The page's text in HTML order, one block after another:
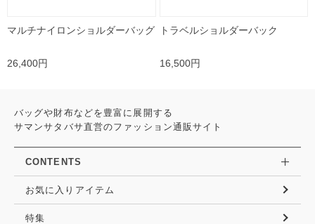
マルチナイロンショルダーバッグ
26,400円
トラベルショルダーバック
16,500円
バッグや財布などを豊富に展開する
サマンサタバサ直営のファッション通販サイト
CONTENTS
お気に入りアイテム
特集